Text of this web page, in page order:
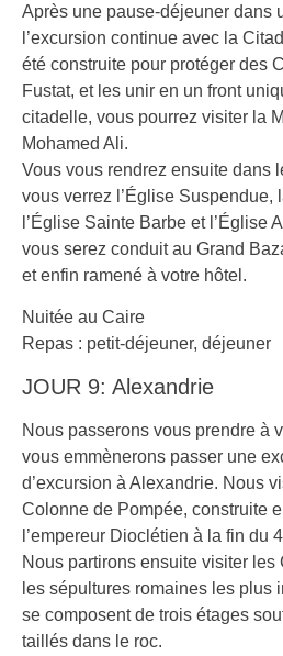
Après une pause-déjeuner dans
l’excursion continue avec la
été construite pour protéger des
Fustat, et les unir en un front
citadelle, vous pourrez visiter la
Mohamed Ali.
Vous vous rendrez ensuite dans
vous verrez l’Église Suspendue,
l’Église Sainte Barbe et l’Église
vous serez conduit au Grand
et enfin ramené à votre hôtel.
Nuitée au Caire
Repas : petit-déjeuner, déjeuner
JOUR 9: Alexandrie
Nous passerons vous prendre à
vous emmènerons passer une
d’excursion à Alexandrie. Nous
Colonne de Pompée, construite
l’empereur Dioclétien à la fin du
Nous partirons ensuite visiter les
les sépultures romaines les plus
se composent de trois étages
taillés dans le roc.